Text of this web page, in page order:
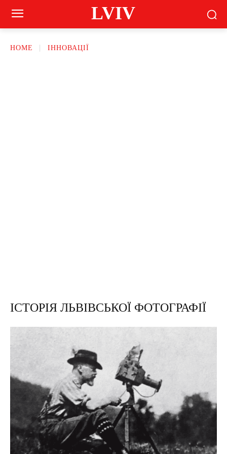
LVIV
HOME ІННОВАЦІЇ
ІСТОРІЯ ЛЬВІВСЬКОЇ ФОТОГРАФІЇ